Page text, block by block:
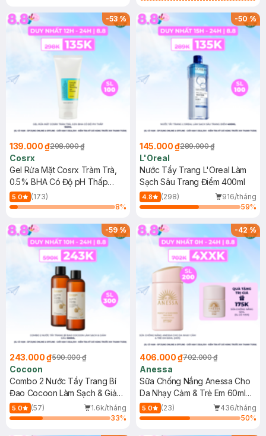
-53%
139.000 ₫298.000 ₫
Cosrx
Gel Rửa Mặt Cosrx Tràm Trà,
0.5% BHA Có Độ pH Thấp
150ml
5.0
(173)
8%
-50%
145.000 ₫289.000 ₫
L'Oreal
Nước Tẩy Trang L'Oreal Làm
Sạch Sâu Trang Điểm 400ml
4.8 (298)
916/tháng
59%
-59%
243.000 ₫590.000 ₫
Cocoon
Combo 2 Nước Tẩy Trang Bí
Đao Cocoon Làm Sạch & Giảm
Dầu 500ml
5.0 (57)
1.6k/tháng
33%
-42%
406.000 ₫702.000 ₫
Anessa
Sữa Chống Nắng Anessa Cho
Da Nhạy Cảm & Trẻ Em 60ml
(Mới)
5.0 (23)
436/tháng
50%